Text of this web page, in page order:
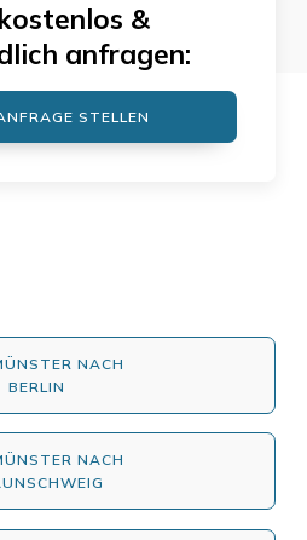
&
anfragen:
STELLEN
NACH
BERLIN
NACH